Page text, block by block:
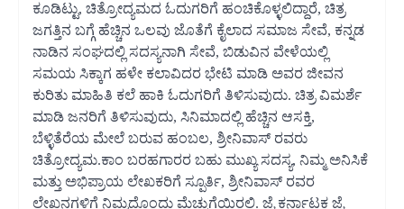
ಕೂಡಿಟ್ಟು, ಚಿತ್ರೋದ್ಯಮದ ಓದುಗರಿಗೆ ಹಂಚಿಕೊಳ್ಳಲಿದ್ದಾರೆ, ಚಿತ್ರ
ಜಗತ್ತಿನ ಬಗ್ಗೆ ಹೆಚ್ಚಿನ ಒಲವು ಜೊತೆಗೆ ಕೈಲಾದ ಸಮಾಜ ಸೇವೆ, ಕನ್ನಡ
ನಾಡಿನ ಸಂಘದಲ್ಲಿ ಸದಸ್ಯನಾಗಿ ಸೇವೆ, ಬಿಡುವಿನ ವೇಳೆಯಲ್ಲಿ
ಸಮಯ ಸಿಕ್ಕಾಗ ಹಳೇ ಕಲಾವಿದರ ಭೇಟಿ ಮಾಡಿ ಅವರ ಜೀವನ
ಕುರಿತು ಮಾಹಿತಿ ಕಲೆ ಹಾಕಿ ಓದುಗರಿಗೆ ತಿಳಿಸುವುದು. ಚಿತ್ರ ವಿಮರ್ಶೆ
ಮಾಡಿ ಜನರಿಗೆ ತಿಳಿಸುವುದು, ಸಿನಿಮಾದಲ್ಲಿ ಹೆಚ್ಚಿನ ಆಸಕ್ತಿ,
ಬೆಳ್ಳಿತೆರೆಯ ಮೇಲೆ ಬರುವ ಹಂಬಲ, ಶ್ರೀನಿವಾಸ್ ರವರು
ಚಿತ್ರೋದ್ಯಮ.ಕಾಂ ಬರಹಗಾರರ ಬಹು ಮುಖ್ಯ ಸದಸ್ಯ, ನಿಮ್ಮ ಅನಿಸಿಕೆ
ಮತ್ತು ಅಭಿಪ್ರಾಯ ಲೇಖಕರಿಗೆ ಸ್ಪೂರ್ತಿ, ಶ್ರೀನಿವಾಸ್ ರವರ
ಲೇಖನಗಳಿಗೆ ನಿಮ್ಮದೊಂದು ಮೆಚ್ಚುಗೆಯಿರಲಿ. ಜೈ ಕರ್ನಾಟಕ ಜೈ